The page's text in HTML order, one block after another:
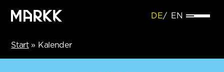
DE EN
Start» Kalender